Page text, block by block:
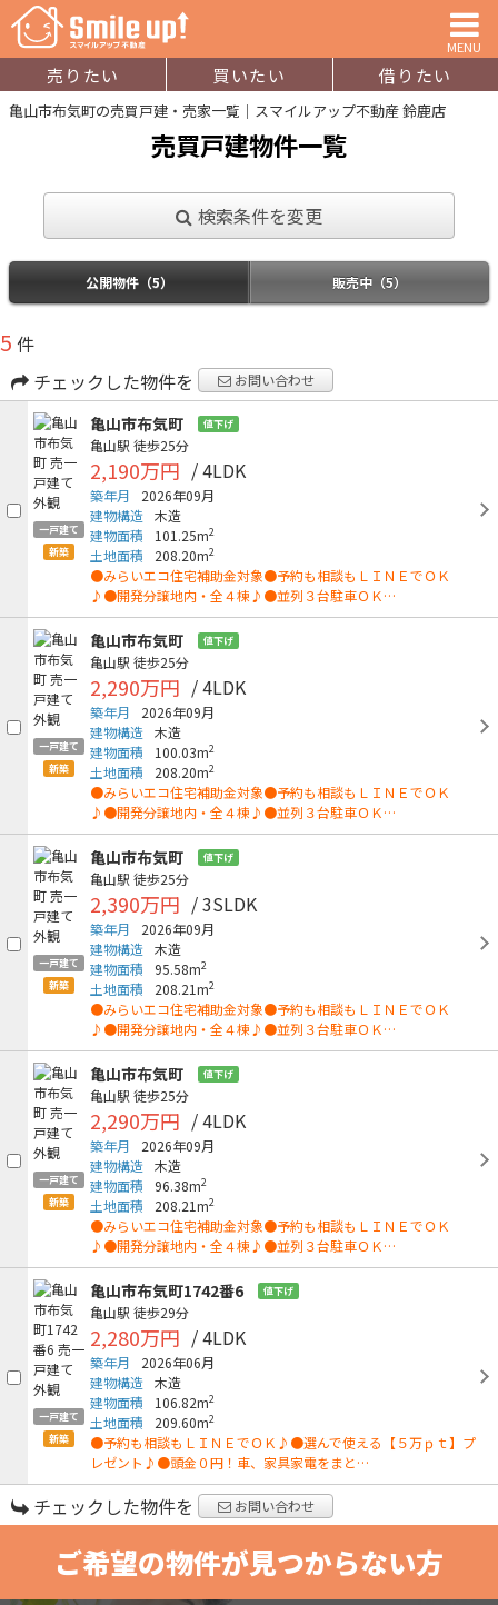
MENU
売りたい 買いたい 借りたい
亀山市布気町の売買戸建・売家一覧｜スマイルアップ不動産 鈴鹿店
売買戸建物件一覧
検索条件を変更
公開物件（5） 販売中（5）
5 件
チェックした物件を
お問い合わせ
一戸建て
新築
亀山市布気町 値下げ
亀山駅 徒歩25分
2,190万円 / 4LDK
築年月
2026年09月
建物構造 木造
建物面積
101.25m2
土地面積 208.20m2
●みらいエコ住宅補助金対象●予約も相談もＬＩＮＥでＯＫ
♪●開発分譲地内・全４棟♪●並列３台駐車ＯＫ…
一戸建て
新築
亀山市布気町 値下げ
亀山駅 徒歩25分
2,290万円 / 4LDK
築年月
2026年09月
建物構造 木造
建物面積
100.03m2
土地面積 208.20m2
●みらいエコ住宅補助金対象●予約も相談もＬＩＮＥでＯＫ
♪●開発分譲地内・全４棟♪●並列３台駐車ＯＫ…
一戸建て
新築
亀山市布気町 値下げ
亀山駅 徒歩25分
2,390万円 / 3SLDK
築年月
2026年09月
建物構造 木造
建物面積
95.58m2
土地面積 208.21m2
●みらいエコ住宅補助金対象●予約も相談もＬＩＮＥでＯＫ
♪●開発分譲地内・全４棟♪●並列３台駐車ＯＫ…
一戸建て
新築
亀山市布気町 値下げ
亀山駅 徒歩25分
2,290万円 / 4LDK
築年月
2026年09月
建物構造 木造
建物面積
96.38m2
土地面積 208.21m2
●みらいエコ住宅補助金対象●予約も相談もＬＩＮＥでＯＫ
♪●開発分譲地内・全４棟♪●並列３台駐車ＯＫ…
一戸建て
新築
亀山市布気町1742番6 値下げ
亀山駅 徒歩29分
2,280万円 / 4LDK
築年月
2026年06月
建物構造 木造
建物面積
106.82m2
土地面積 209.60m2
●予約も相談もＬＩＮＥでＯＫ♪●選んで使える【５万ｐｔ】プ
レゼント♪●頭金０円！車、家具家電をまと…
チェックした物件を お問い合わせ
ご希望の物件が見つからない方